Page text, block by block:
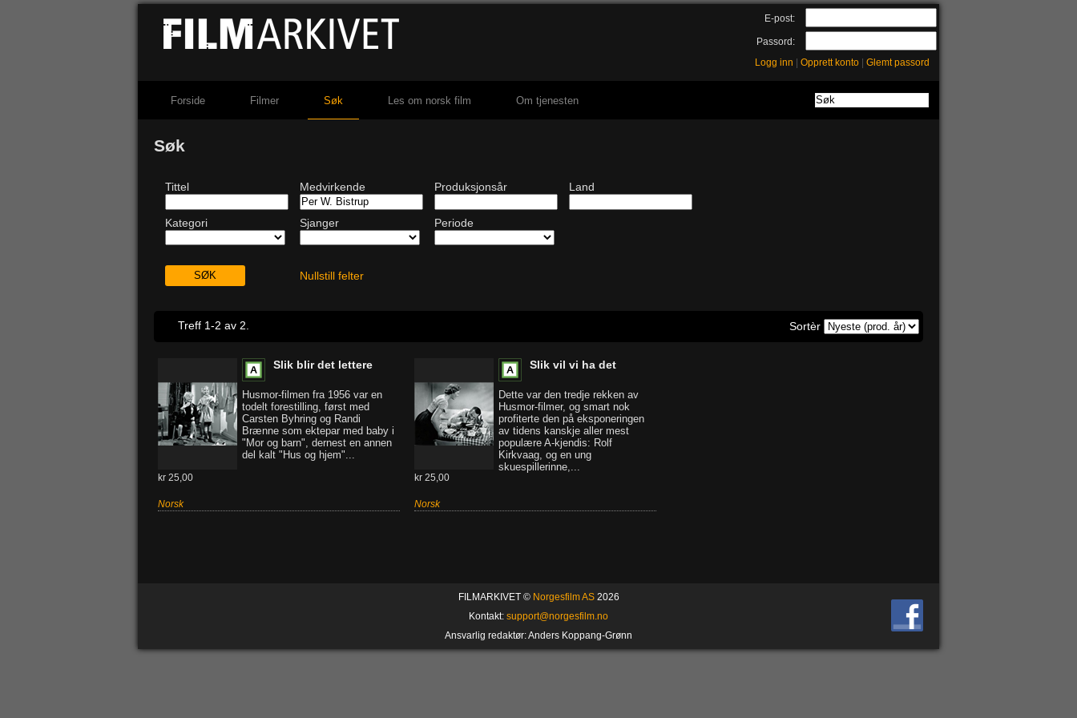
E-post:
Passord:
Logg inn
Opprett konto Glemt passord
Forside Filmer Søk Les om norsk film Om tjenesten
Søk
Tittel Medvirkende Produksjonsår Land
Kategori Sjanger Periode
Nullstill felter
Treff 1-2 av 2. Sortèr
Slik blir det lettere
Husmor-filmen fra 1956 var en
todelt forestilling, først med
Carsten Byhring og Randi
Brænne som ektepar med baby i
"Mor og barn", dernest en annen
del kalt "Hus og hjem"...
kr 25,00
Norsk
Slik vil vi ha det
Dette var den tredje rekken av
Husmor-filmer, og smart nok
profiterte den på eksponeringen
av tidens kanskje aller mest
populære A-kjendis: Rolf
Kirkvaag, og en ung
skuespillerinne,...
kr 25,00
Norsk
FILMARKIVET © Norgesfilm AS2026
Kontakt: support@norgesfilm.no
Ansvarlig redaktør: Anders Koppang-Grønn